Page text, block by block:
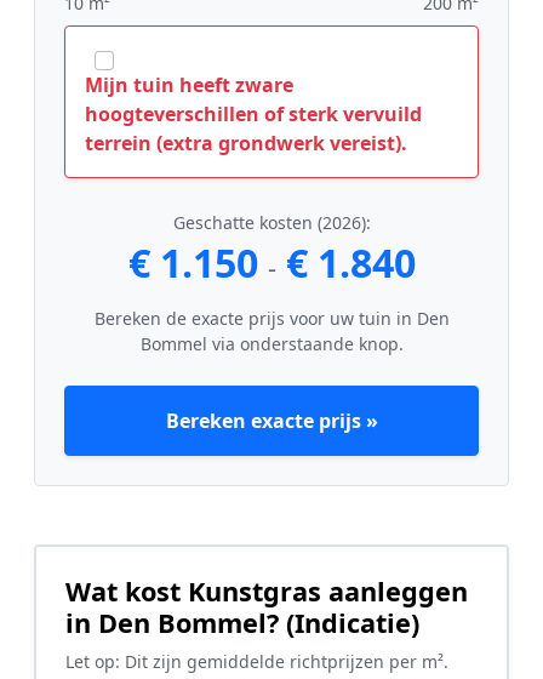
Mijn tuin heeft zware
hoogteverschillen of sterk vervuild
terrein (extra grondwerk vereist).
Geschatte kosten (2026):
€ 1.150 - € 1.840
Bereken de exacte prijs voor uw tuin in Den
Bommel via onderstaande knop.
Bereken exacte prijs »
Wat kost Kunstgras aanleggen
in Den Bommel? (Indicatie)
Let op: Dit zijn gemiddelde richtprijzen per m².